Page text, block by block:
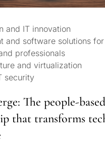
and IT innovation
and software solutions for
professionals
and virtualization
security
The people-based
that transforms